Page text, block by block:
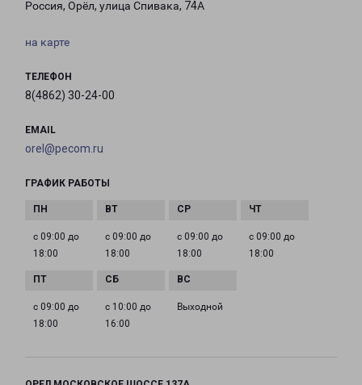
Россия, Орёл, улица Спивака, 74А
на карте
ТЕЛЕФОН
8(4862) 30-24-00
EMAIL
orel@pecom.ru
ГРАФИК РАБОТЫ
с 09:00 до
18:00
с 09:00 до
18:00
с 09:00 до
18:00
с 09:00 до
18:00
с 09:00 до
18:00
с 10:00 до
16:00
Выходной